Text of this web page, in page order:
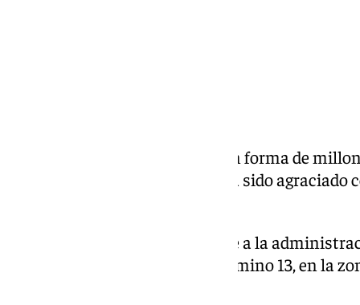
Buenas noticias para Málaga en forma de
malagueño o malagueña que ha sido
El boleto premiado corresponde a la
situada en la calle Fernando Camino 13, en la